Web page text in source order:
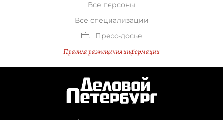
Все персоны
Все специализации
Пресс-досье
Правила размещения информации